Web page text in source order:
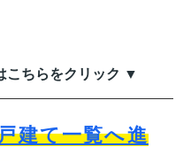
こちらをクリック ▼
建て一覧へ進